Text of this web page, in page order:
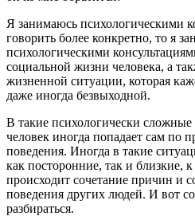
Я занимаюсь психологическими
говорить более конкретно, то я
психологическими
социальной жизни человека, а
жизненной ситуации, которая
даже иногда безвыходной.
В такие психологически
человек иногда попадает сам по
поведения. Иногда в такие
как посторонние, так и близкие,
происходит сочетание причин и
поведения других людей. И вот
разбираться.